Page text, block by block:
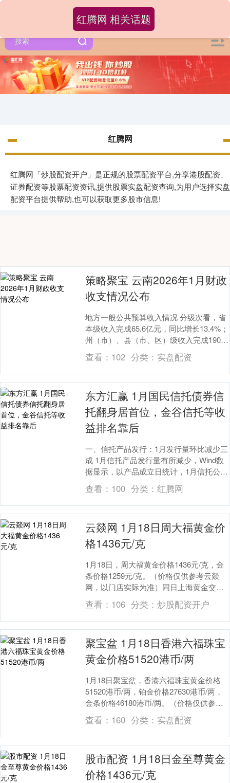
红腾网
红腾网「炒股配资开户」是正规的股票配资平台,分享港股配资、
证券配资等股票配资资讯,提供股票实盘配资查询,为用户选择实盘
配资平台提供帮助,也可以获取更多股市信息!
红腾网 相关话题
策略聚宝 云南2026年1月财政
收支情况公布
地方一般公共预算收入情况 分级次看，省
本级收入完成65.6亿元，同比增长13.4%；
州（市）、县（市、区）级收入完成190亿
元，同比下降2%。全省地方一般公共预....
查看： 102 分类： 实盘配资
东方汇赢 1月国民信托债券信
托翻身居首位，金谷信托等收
益排名靠后
一、信托产品发行：1月发行量环比减少三
成 1月信托产品发行量有所减少，Wind数
据显示，以产品成立日统计，1月信托公司
发行1510只信托产品，环比减少29.83....
查看： 100 分类： 红腾网
云燚网 1月18日周大福黄金价
格1436元/克
1月18日，周大福黄金价格1436元/克，金
条价格1259元/克。（价格仅供参考云燚
网，以门店实际为准）同日上海黄金交易
所现货黄金AU9999最新价为1029.....
查看： 106 分类： 炒股配资开户
聚宝盆 1月18日香港六福珠宝
黄金价格51520港币/两
1月18日聚宝盆，香港六福珠宝黄金价格
51520港币/两，铂金价格27630港币/两，
金条价格46180港币/两。（价格仅供参
考，以门店实际为准）同日上海黄金交....
查看： 160 分类： 实盘配资
股市配资 1月18日金至尊黄金
价格1436元/克